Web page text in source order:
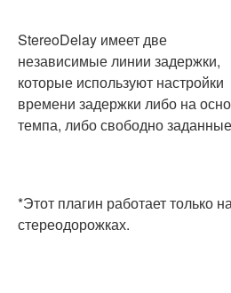
StereoDelay имеет две
независимые линии задержки,
которые используют настройки
времени задержки либо на
темпа, либо свободно
*Этот плагин работает только
стереодорожках.